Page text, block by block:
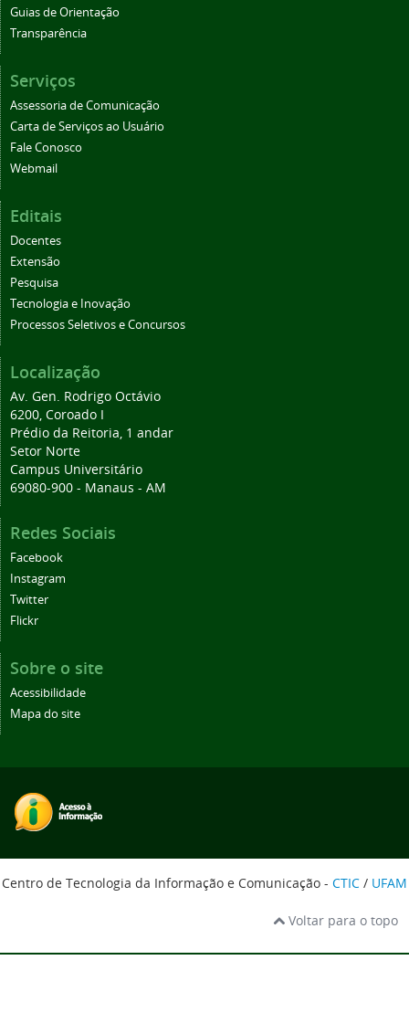
Guias de Orientação
Transparência
Serviços
Assessoria de Comunicação
Carta de Serviços ao Usuário
Fale Conosco
Webmail
Editais
Docentes
Extensão
Pesquisa
Tecnologia e Inovação
Processos Seletivos e Concursos
Localização
Av. Gen. Rodrigo Octávio
6200, Coroado I
Prédio da Reitoria, 1 andar
Setor Norte
Campus Universitário
69080-900 - Manaus - AM
Redes Sociais
Facebook
Instagram
Twitter
Flickr
Sobre o site
Acessibilidade
Mapa do site
Centro de Tecnologia da Informação e Comunicação - CTIC / UFAM
Voltar para o topo